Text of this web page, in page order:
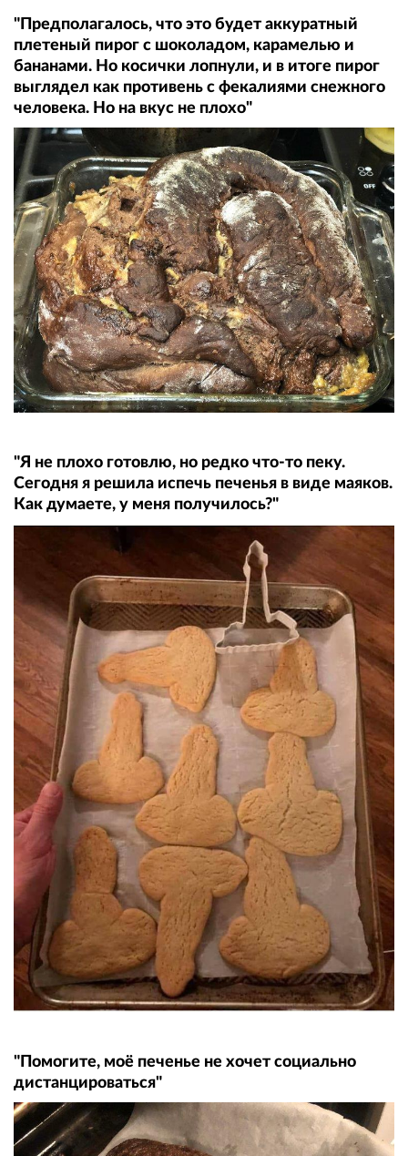
"Предполагалось, что это будет аккуратный
плетеный пирог с шоколадом, карамелью и
бананами. Но косички лопнули, и в итоге пирог
выглядел как противень с фекалиями снежного
человека. Но на вкус не плохо"
"Я не плохо готовлю, но редко что-то пеку.
Сегодня я решила испечь печенья в виде маяков.
Как думаете, у меня получилось?"
"Помогите, моё печенье не хочет социально
дистанцироваться"